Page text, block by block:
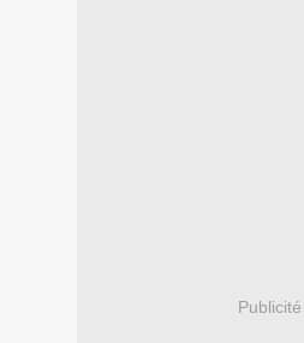
Publicité